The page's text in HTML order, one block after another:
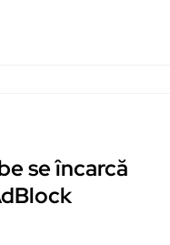
se încarcă